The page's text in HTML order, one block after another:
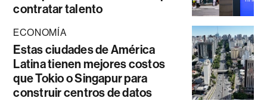
contratar talento
ECONOMÍA
Estas ciudades de América
Latina tienen mejores costos
que Tokio o Singapur para
construir centros de datos